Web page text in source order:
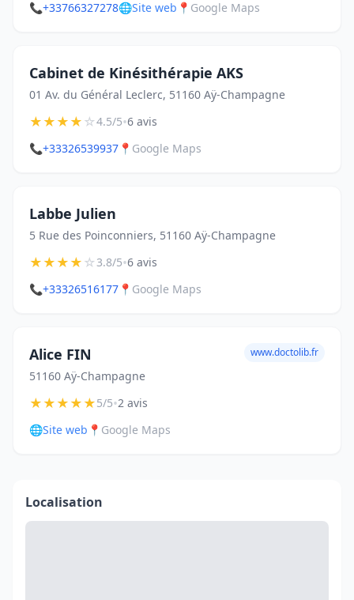
📞+33766327278🌐Site web 📍 Google Maps
Cabinet de Kinésithérapie AKS
01 Av. du Général Leclerc, 51160 Aÿ-Champagne
★★★★☆4.5/5•6 avis
📞+33326539937 📍 Google Maps
Labbe Julien
5 Rue des Poinconniers, 51160 Aÿ-Champagne
★★★★☆3.8/5•6 avis
📞+33326516177 📍 Google Maps
Alice FIN
51160 Aÿ-Champagne
www.doctolib.fr
★★★★★5/5•2 avis
🌐Site web 📍 Google Maps
Localisation